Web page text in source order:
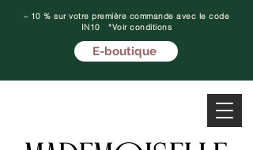
– 10 % sur votre première commande avec le code
IN10 *Voir conditions
E-boutique